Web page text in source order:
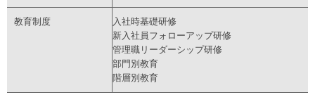
教育制度
入社時基礎研修
新入社員フォローアップ研修
管理職リーダーシップ研修
部門別教育
階層別教育